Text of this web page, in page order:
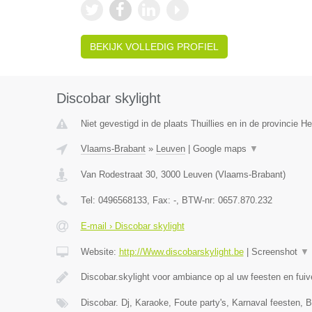
BEKIJK VOLLEDIG PROFIEL
Discobar skylight
Niet gevestigd in de plaats Thuillies en in de provincie
Vlaams-Brabant» Leuven| Google maps ▼
Van Rodestraat 30, 3000 Leuven(Vlaams-Brabant)
Tel: 0496568133, Fax: -, BTW-nr: 0657.870.232
E-mail › Discobar skylight
Website: http://Www.discobarskylight.be| Screenshot ▼
Discobar.skylight voor ambiance op al uw feesten en
Discobar. Dj, Karaoke, Foute party's, Karnaval feesten,